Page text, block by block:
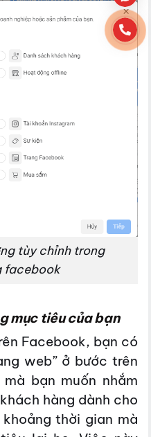
tùy chỉnh trong
facebook
mục tiêu của bạn
Facebook, bạn có
web” ở bước trên
bạn muốn nhắm
hàng dành cho
thời gian mà